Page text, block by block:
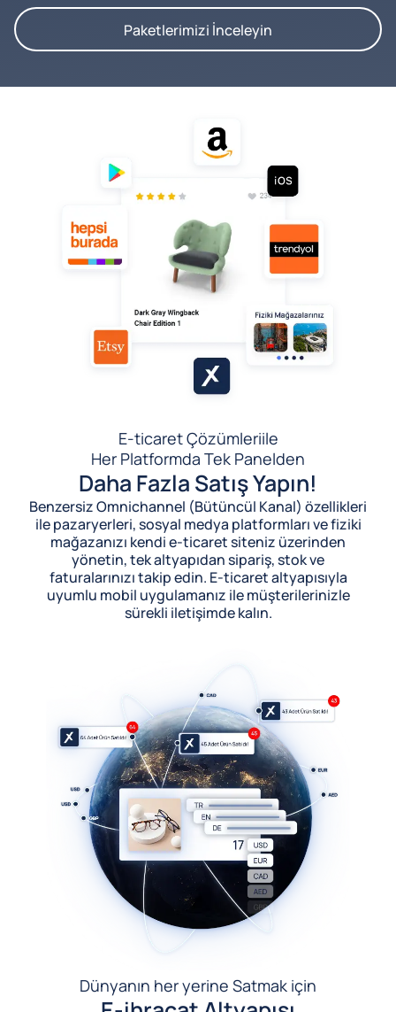
Paketlerimizi İnceleyin
E-ticaret Çözümleriile
Her Platformda Tek Panelden
Daha Fazla Satış Yapın!
Benzersiz Omnichannel (Bütüncül Kanal) özellikleri
ile pazaryerleri, sosyal medya platformları ve fiziki
mağazanızı kendi e-ticaret siteniz üzerinden
yönetin, tek altyapıdan sipariş, stok ve
faturalarınızı takip edin. E-ticaret altyapısıyla
uyumlu mobil uygulamanız ile müşterilerinizle
sürekli iletişimde kalın.
Dünyanın her yerine Satmak için